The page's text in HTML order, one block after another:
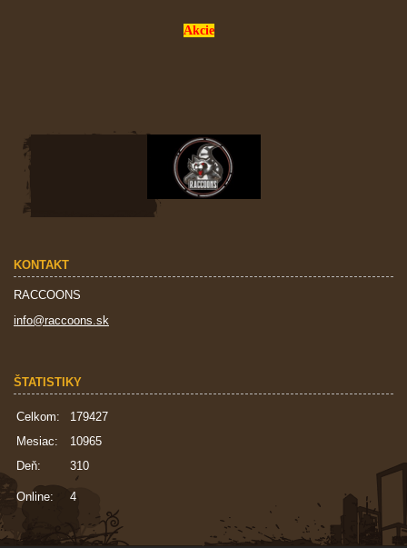
Akcie
KONTAKT
RACCOONS
info@raccoons.sk
ŠTATISTIKY
Online: 4
Celkom:
179427
Mesiac:
10965
Deň:
310